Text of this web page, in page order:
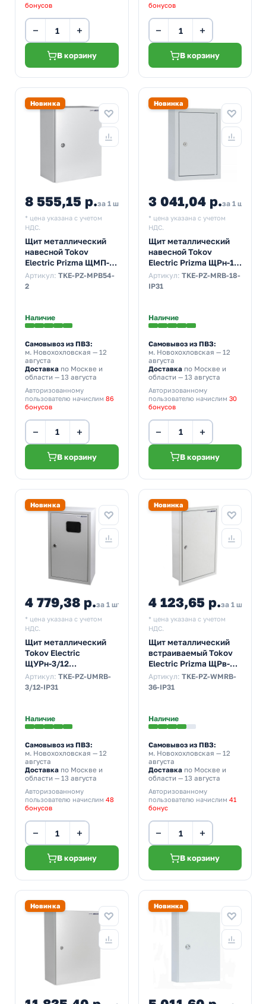
бонусов
− +
В корзину
бонусов
− +
В корзину
Новинка
8 555,15 р.за 1 шт
* цена указана с учетом
НДС.
Щит металлический
навесной Tokov
Electric Prizma ЩМП-2
510х400х220 с
монтажной панелью
Артикул: TKE-PZ-MPB54-
2
Наличие
Самовывоз из ПВЗ:
м. Новохохловская — 12
августа
Доставка по Москве и
области — 13 августа
Авторизованному
пользователю начислим 86
бонусов
− +
В корзину
Новинка
3 041,04 р.за 1 шт
* цена указана с учетом
НДС.
Щит металлический
навесной Tokov
Electric Prizma ЩРн-18
18м 350х245х120 с
Din-рейкой IP31 серый
Артикул: TKE-PZ-MRB-18-
IP31
Наличие
Самовывоз из ПВЗ:
м. Новохохловская — 12
августа
Доставкапо Москве и
области — 13 августа
Авторизованному
пользователю начислим 30
бонусов
− +
В корзину
Новинка
4 779,38 р.за 1 шт
* цена указана с учетом
НДС.
Щит металлический
Tokov Electric
ЩУРн-3/12
500х300х160 на 3-ф
счетчик и 12м
Артикул: TKE-PZ-UMRB-
3/12-IP31
Наличие
Самовывоз из ПВЗ:
м. Новохохловская — 12
августа
Доставка по Москве и
области — 13 августа
Авторизованному
пользователю начислим 48
бонусов
− +
В корзину
Новинка
4 123,65 р.за 1 шт
* цена указана с учетом
НДС.
Щит металлический
встраиваемый Tokov
Electric Prizma ЩРв-36
36м 520х340х120 с
Din-рейкой IP31 серый
Артикул: TKE-PZ-WMRB-
36-IP31
Наличие
Самовывоз из ПВЗ:
м. Новохохловская — 12
августа
Доставкапо Москве и
области — 13 августа
Авторизованному
пользователю начислим 41
бонус
− +
В корзину
Новинка Новинка